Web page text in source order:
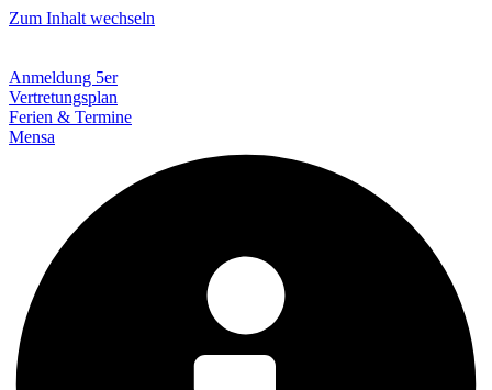
Zum Inhalt wechseln
Anmeldung 5er
Vertretungsplan
Ferien & Termine
Mensa